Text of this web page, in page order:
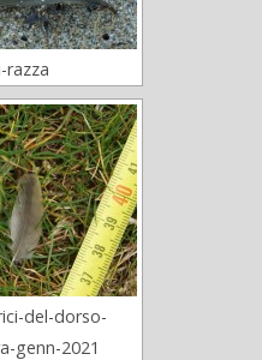
razza
del-dorso-
genn-2021